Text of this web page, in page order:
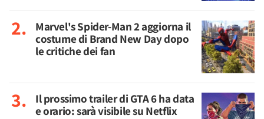
Marvel's Spider-Man 2 aggiorna il
costume di Brand New Day dopo
le critiche dei fan
Il prossimo trailer di GTA 6 ha data
e orario: sarà visibile su Netflix